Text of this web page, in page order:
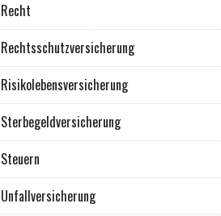
Recht
Rechtsschutzversicherung
Risikolebensversicherung
Sterbegeldversicherung
Steuern
Unfallversicherung